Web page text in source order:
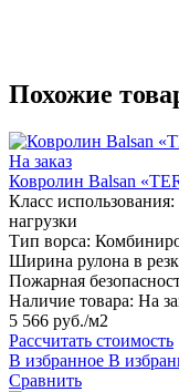
Похожие
На заказ
Ковролин Balsan
Класс использования:
нагрузки
Тип ворса:
Ширина рулона в
Пожарная
Наличие товара: На
5 566 руб./м2
Рассчитать стоимость
В избранное В
Сравнить